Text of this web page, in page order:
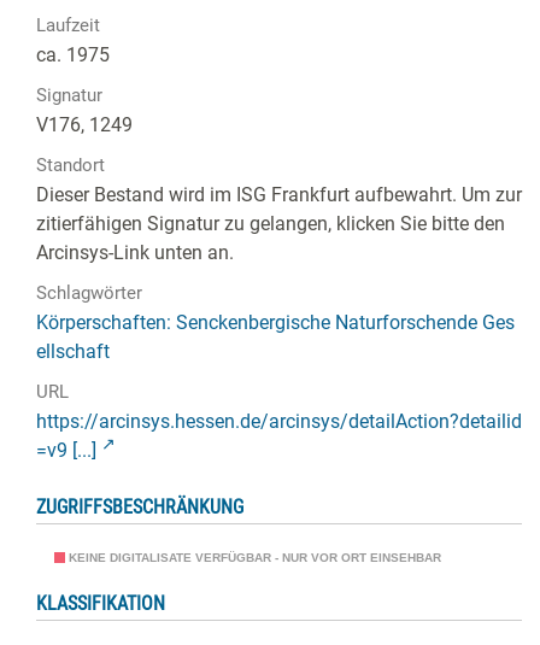
Laufzeit
ca. 1975
Signatur
V176, 1249
Standort
Dieser Bestand wird im ISG Frankfurt aufbewahrt. Um zur
zitierfähigen Signatur zu gelangen, klicken Sie bitte den
Arcinsys-Link unten an.
Schlagwörter
Körperschaften: Senckenbergische Naturforschende Ges
ellschaft
URL
https://arcinsys.hessen.de/arcinsys/detailAction?detailid
=v9 [...]
ZUGRIFFSBESCHRÄNKUNG
KEINE DIGITALISATE VERFÜGBAR - NUR VOR ORT EINSEHBAR
KLASSIFIKATION